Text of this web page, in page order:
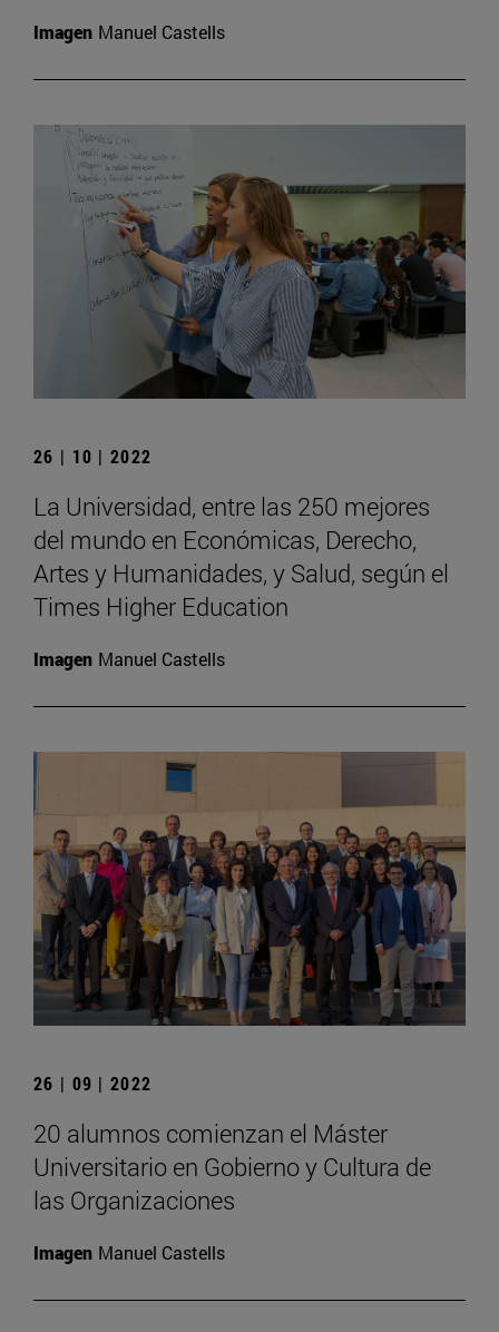
Imagen Manuel Castells
26 | 10 | 2022
La Universidad, entre las 250 mejores
del mundo en Económicas, Derecho,
Artes y Humanidades, y Salud, según el
Times Higher Education
Imagen Manuel Castells
26 | 09 | 2022
20 alumnos comienzan el Máster
Universitario en Gobierno y Cultura de
las Organizaciones
Imagen Manuel Castells